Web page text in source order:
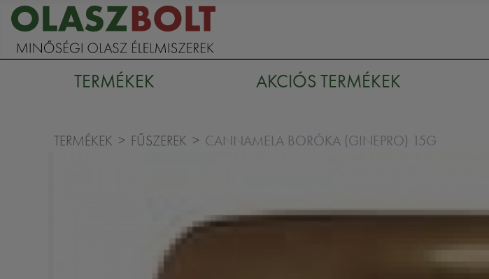
TERMÉKEK AKCIÓS TERMÉKEK
TERMÉKEK FŰSZEREK CANNAMELA BORÓKA (GINEPRO) 15G